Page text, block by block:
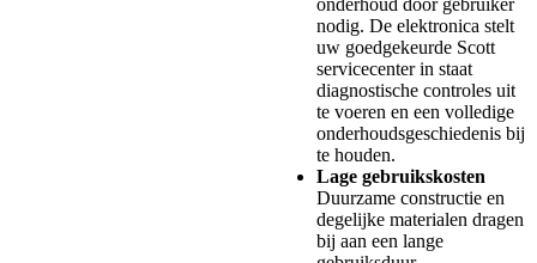
onderhoud door gebruiker
nodig. De elektronica stelt
uw goedgekeurde Scott
servicecenter in staat
diagnostische controles uit
te voeren en een volledige
onderhoudsgeschiedenis bij
te houden.
Lage gebruikskosten
Duurzame constructie en
degelijke materialen dragen
bij aan een lange